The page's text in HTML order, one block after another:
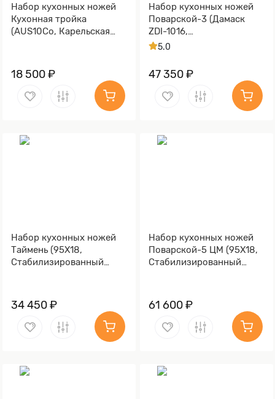
Набор кухонных ножей
Кухонная тройка
(AUS10Co, Карельская
18 500 ₽
Набор кухонных ножей
Поварской-3 (Дамаск
ZDI-1016,
Стабилизированная
коричневая, Медь)
5.0
47 350 ₽
Набор кухонных ножей
Таймень (95Х18,
Стабилизированный
34 450 ₽
Набор кухонных ножей
Поварской-5 ЦМ (95Х18,
Стабилизированный
61 600 ₽